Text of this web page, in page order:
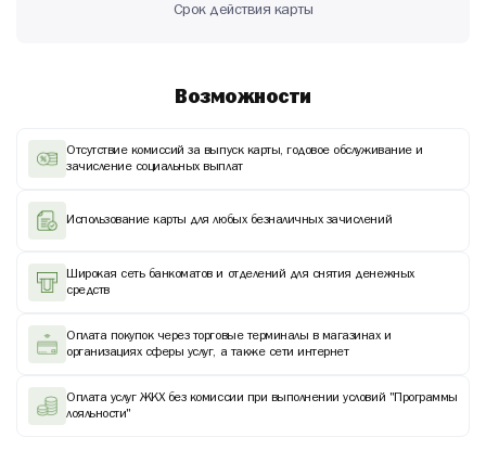
Срок действия карты
Возможности
Отсутствие комиссий за выпуск карты, годовое обслуживание и
зачисление социальных выплат
Использование карты для любых безналичных зачислений
Широкая сеть банкоматов и отделений для снятия денежных
средств
Оплата покупок через торговые терминалы в магазинах и
организациях сферы услуг, а также сети интернет
Оплата услуг ЖКХ без комиссии при выполнении условий "Программы
лояльности"